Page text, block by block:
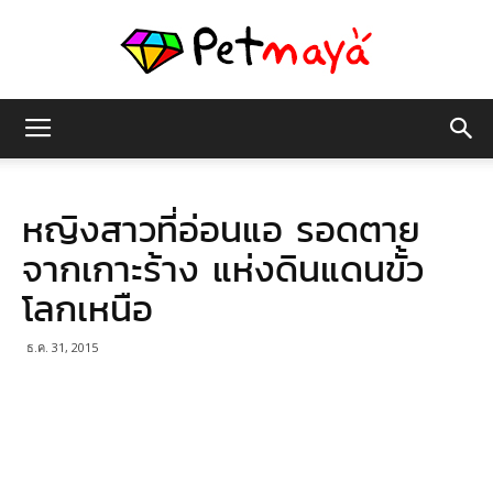
มายา
หญิงสาวที่อ่อนแอ รอดตาย
จากเกาะร้าง แห่งดินแดนขั้ว
โลกเหนือ
ธ.ค. 31, 2015